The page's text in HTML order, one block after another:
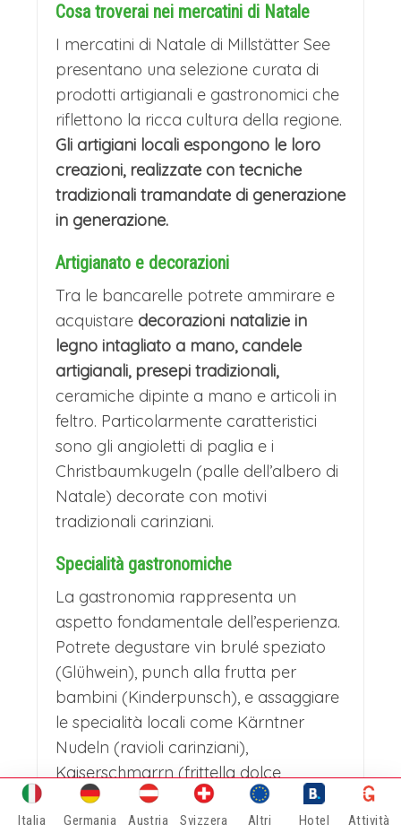
Cosa troverai nei mercatini di Natale
I mercatini di Natale di Millstätter See
presentano una selezione curata di
prodotti artigianali e gastronomici che
riflettono la ricca cultura della regione.
Gli artigiani locali espongono le loro
creazioni, realizzate con tecniche
tradizionali tramandate di generazione
in generazione.
Artigianato e decorazioni
Tra le bancarelle potrete ammirare e
acquistare decorazioni natalizie in
legno intagliato a mano, candele
artigianali, presepi tradizionali,
ceramiche dipinte a mano e articoli in
feltro. Particolarmente caratteristici
sono gli angioletti di paglia e i
Christbaumkugeln (palle dell’albero di
Natale) decorate con motivi
tradizionali carinziani.
Specialità gastronomiche
La gastronomia rappresenta un
aspetto fondamentale dell’esperienza.
Potrete degustare vin brulé speziato
(Glühwein), punch alla frutta per
bambini (Kinderpunsch), e assaggiare
le specialità locali come Kärntner
Nudeln (ravioli carinziani),
Kaiserschmarrn (frittella dolce
stracciata) e varie prelibatezze a base
di prodotti della regione.
Italia Germania Austria Svizzera Altri Hotel Attività